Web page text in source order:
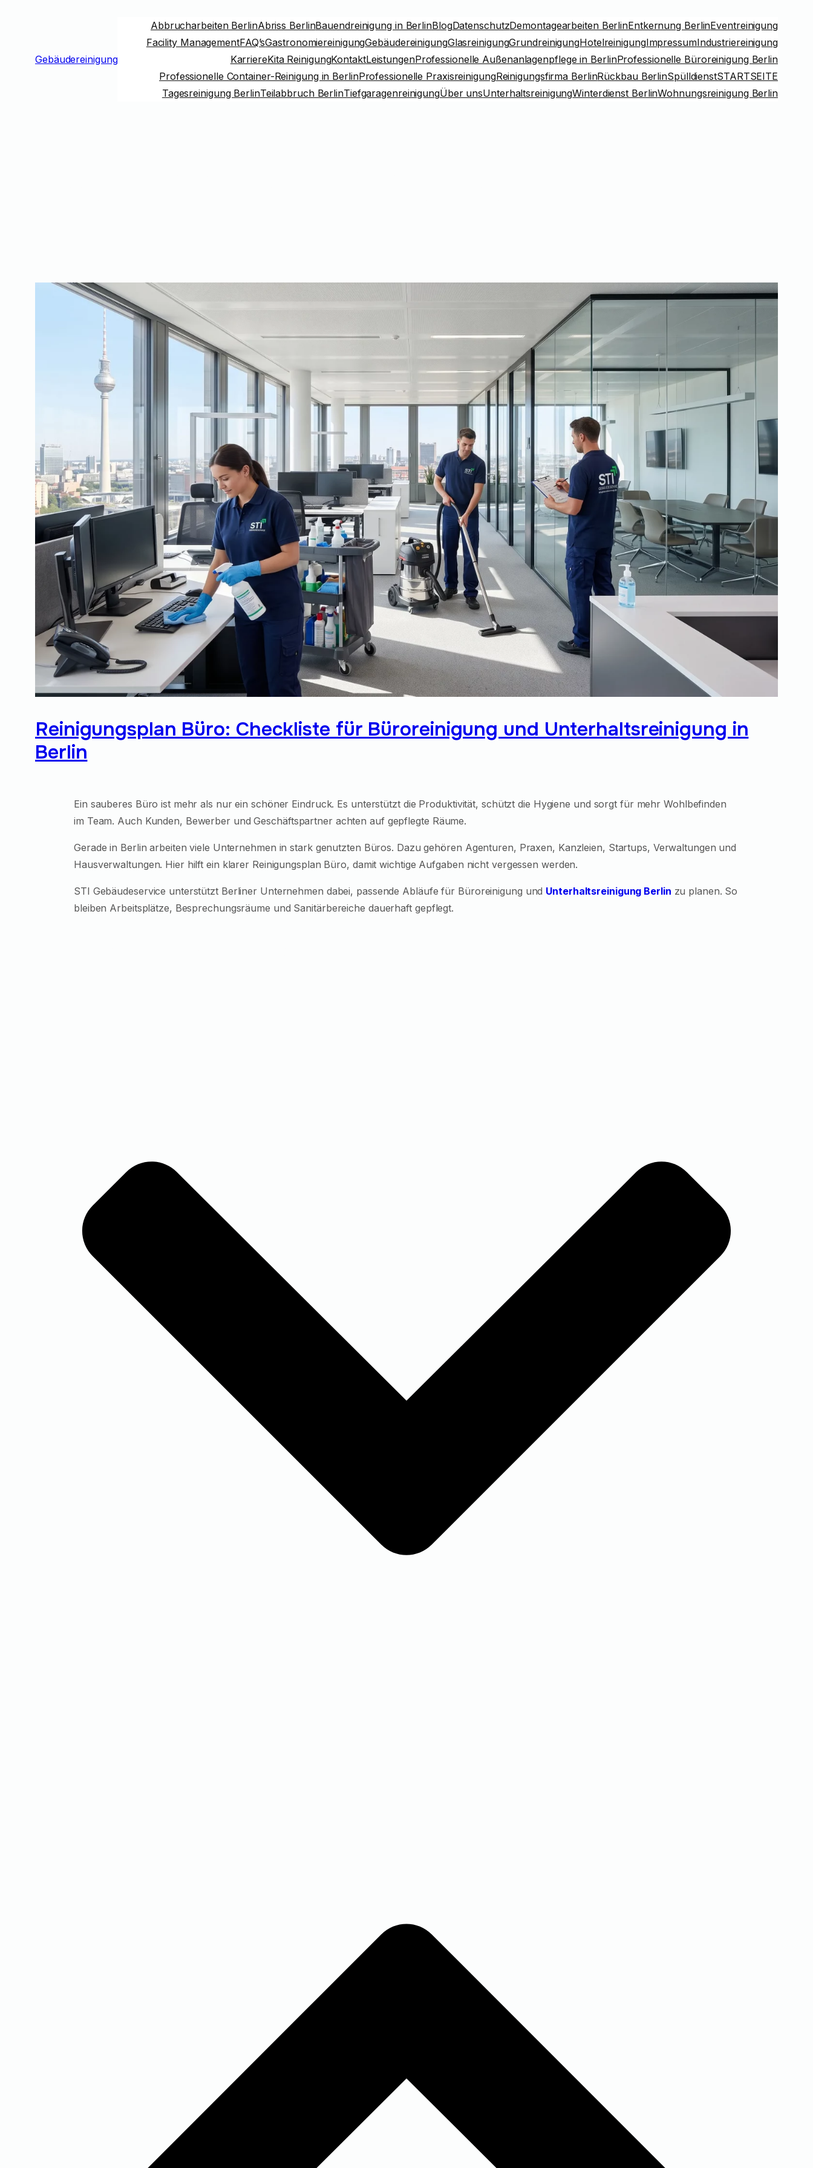
Gebäudereinigung
Abbrucharbeiten BerlinAbriss BerlinBauendreinigung in BerlinBlogDatenschutzDemontagearbeiten BerlinEntkernung BerlinEventreinigung
Facility ManagementFAQ’sGastronomiereinigungGebäudereinigungGlasreinigungGrundreinigungHotelreinigungImpressumIndustriereinigung
KarriereKita ReinigungKontaktLeistungenProfessionelle Außenanlagenpflege in BerlinProfessionelle Büroreinigung Berlin
Professionelle Container-Reinigung in BerlinProfessionelle PraxisreinigungReinigungsfirma BerlinRückbau BerlinSpülldienstSTARTSEITE
Tagesreinigung BerlinTeilabbruch BerlinTiefgaragenreinigungÜber unsUnterhaltsreinigungWinterdienst BerlinWohnungsreinigung Berlin
Reinigungsplan Büro: Checkliste für Büroreinigung und Unterhaltsreinigung in
Berlin
Ein sauberes Büro ist mehr als nur ein schöner Eindruck. Es unterstützt die Produktivität, schützt die Hygiene und sorgt für mehr Wohlbefinden
im Team. Auch Kunden, Bewerber und Geschäftspartner achten auf gepflegte Räume.
Gerade in Berlin arbeiten viele Unternehmen in stark genutzten Büros. Dazu gehören Agenturen, Praxen, Kanzleien, Startups, Verwaltungen und
Hausverwaltungen. Hier hilft ein klarer Reinigungsplan Büro, damit wichtige Aufgaben nicht vergessen werden.
STI Gebäudeservice unterstützt Berliner Unternehmen dabei, passende Abläufe für Büroreinigung und Unterhaltsreinigung Berlin zu planen. So
bleiben Arbeitsplätze, Besprechungsräume und Sanitärbereiche dauerhaft gepflegt.